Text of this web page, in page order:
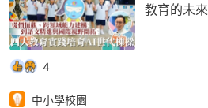
教育的未
4
中小學校園